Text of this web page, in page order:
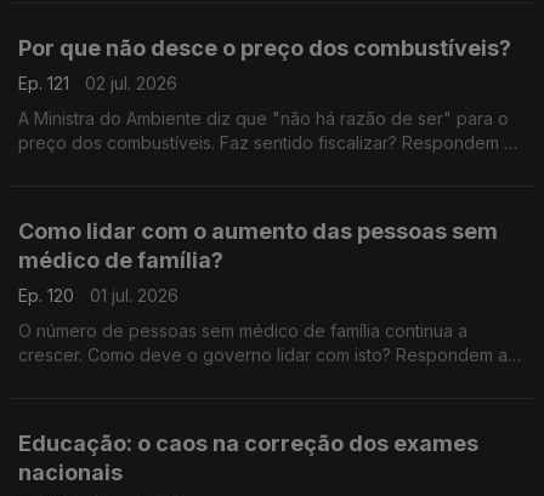
Por que não desce o preço dos combustíveis?
Ep. 121
02 jul. 2026
A Ministra do Ambiente diz que "não há razão de ser" para o
preço dos combustíveis. Faz sentido fiscalizar? Respondem o
Como lidar com o aumento das pessoas sem
médico de família?
Ep. 120
01 jul. 2026
O número de pessoas sem médico de família continua a
crescer. Como deve o governo lidar com isto? Respondem a
Educação: o caos na correção dos exames
nacionais